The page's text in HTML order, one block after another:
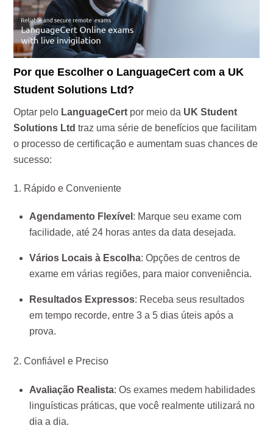
Por que Escolher o LanguageCert com a UK
Student Solutions Ltd?
Optar pelo LanguageCert por meio da UK Student
Solutions Ltd traz uma série de benefícios que facilitam
o processo de certificação e aumentam suas chances de
sucesso:
1. Rápido e Conveniente
Agendamento Flexível : Marque seu exame com
facilidade, até 24 horas antes da data desejada.
Vários Locais à Escolha: Opções de centros de
exame em várias regiões, para maior conveniência.
Resultados Expressos: Receba seus resultados
em tempo recorde, entre 3 a 5 dias úteis após a
prova.
2. Confiável e Preciso
Avaliação Realista: Os exames medem habilidades
linguísticas práticas, que você realmente utilizará no
dia a dia.